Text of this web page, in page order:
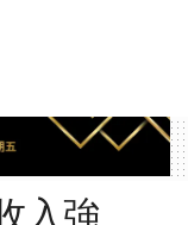
入強